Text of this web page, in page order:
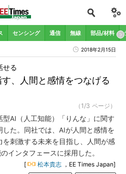
センシング 通信 無線 部品/材料
2018年2月15日
、人間と感情をつなげる
せる
（1/3 ページ）
AI（人工知能）「りんな」に関す
た。同社では、AIが人間と感情を
刺激する未来を目指し、人間が感
インタフェースに採用した。
[ 松本貴志 ，EE Times Japan]